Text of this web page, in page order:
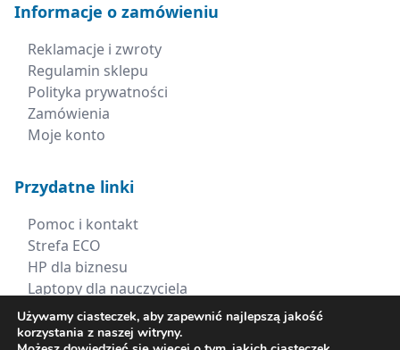
Informacje o zamówieniu
Reklamacje i zwroty
Regulamin sklepu
Polityka prywatności
Zamówienia
Moje konto
Przydatne linki
Pomoc i kontakt
Strefa ECO
HP dla biznesu
Laptopy dla nauczyciela
Wszystkie promocje
Używamy ciasteczek, aby zapewnić najlepszą jakość
korzystania z naszej witryny.